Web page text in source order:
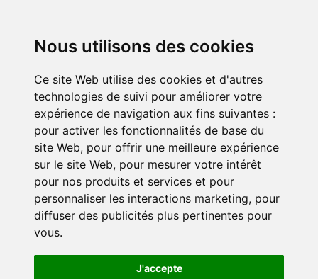
Nous utilisons des cookies
Ce site Web utilise des cookies et d'autres
technologies de suivi pour améliorer votre
expérience de navigation aux fins suivantes :
pour activer les fonctionnalités de base du
site Web, pour offrir une meilleure expérience
sur le site Web, pour mesurer votre intérêt
pour nos produits et services et pour
personnaliser les interactions marketing, pour
diffuser des publicités plus pertinentes pour
vous.
J'accepte